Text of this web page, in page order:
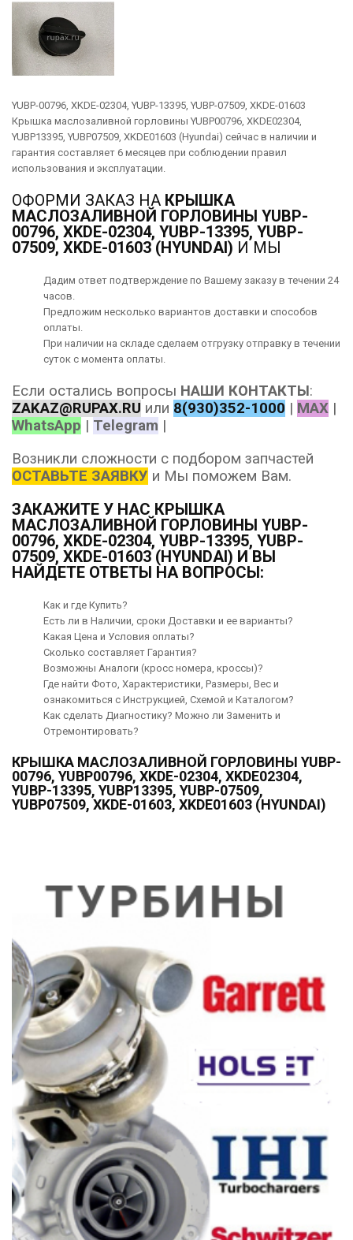
YUBP-00796, XKDE-02304, YUBP-13395, YUBP-07509, XKDE-01603
Крышка маслозаливной горловины YUBP00796, XKDE02304,
YUBP13395, YUBP07509, XKDE01603 (Hyundai) сейчас в наличии и
гарантия составляет 6 месяцев при соблюдении правил
использования и эксплуатации.
ОФОРМИ ЗАКАЗ НА КРЫШКА
МАСЛОЗАЛИВНОЙ ГОРЛОВИНЫ YUBP-
00796, XKDE-02304, YUBP-13395, YUBP-
07509, XKDE-01603 (HYUNDAI) И МЫ
Дадим ответ подтверждение по Вашему заказу в течении 24
часов.
Предложим несколько вариантов доставки и способов
оплаты
При наличии на складе сделаем отгрузку отправку в течении
суток с момента оплаты.
Если остались вопросы НАШИ КОНТАКТЫ:
ZAKAZ@RUPAX.RU или 8(930)352-1000 | MAX |
WhatsApp | Telegram |
Возникли сложности с подбором запчастей
ОСТАВЬТЕ ЗАЯВКУ и Мы поможем Вам.
ЗАКАЖИТЕ У НАС КРЫШКА
МАСЛОЗАЛИВНОЙ ГОРЛОВИНЫ YUBP-
00796, XKDE-02304, YUBP-13395, YUBP-
07509, XKDE-01603 (HYUNDAI) И ВЫ
НАЙДЕТЕ ОТВЕТЫ НА ВОПРОСЫ:
Как и где Купить?
Есть ли в Наличии, сроки Доставки и ее варианты?
Какая Цена и Условия оплаты?
Сколько составляет Гарантия?
Возможны Аналоги (кросс номера, кроссы)?
Где найти Фото, Характеристики, Размеры, Вес и
ознакомиться с Инструкцией, Схемой и Каталогом?
Как сделать Диагностику? Можно ли Заменить и
Отремонтировать?
КРЫШКА МАСЛОЗАЛИВНОЙ ГОРЛОВИНЫ YUBP-
00796, YUBP00796, XKDE-02304, XKDE02304,
YUBP-13395, YUBP13395, YUBP-07509,
YUBP07509, XKDE-01603, XKDE01603 (HYUNDAI)